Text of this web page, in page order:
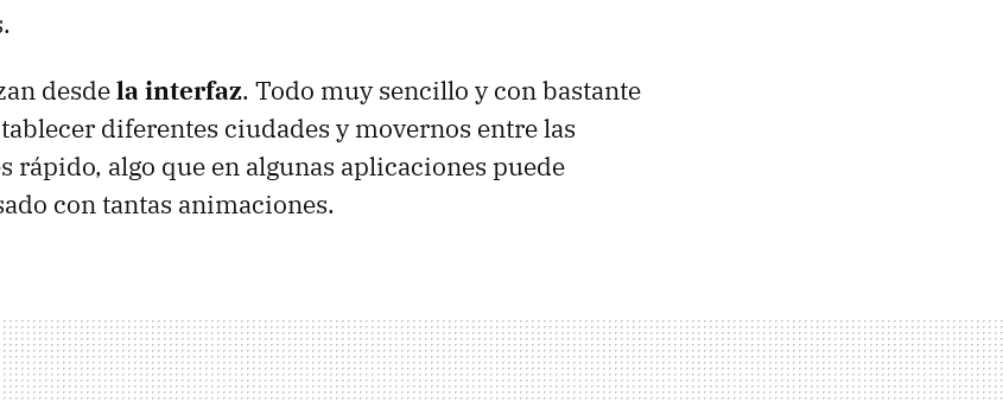
desdela interfaz. Todo muy sencillo y con bastante
diferentes ciudades y movernos entre las
rápido, algo que en algunas aplicaciones puede
con tantas animaciones.